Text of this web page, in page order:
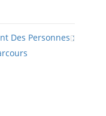
Des Personnes :